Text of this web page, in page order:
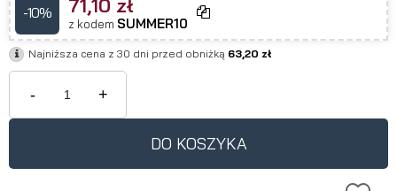
-10%
z kodem SUMMER10
Najniższa cena z 30 dni przed obniżką 63,20 zł
- +
DO KOSZYKA